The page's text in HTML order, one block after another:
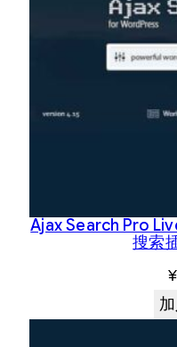
Ajax Search Pro
搜索
¥